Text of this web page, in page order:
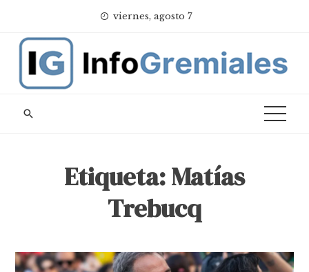
content
viernes, agosto 7
Etiqueta:Matías
Trebucq